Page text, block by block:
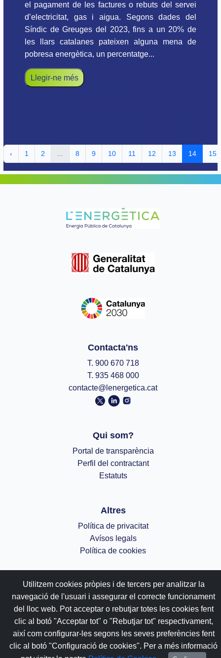
el pagament de les factures o rebuts del servei
d’electricitat, gas i aigua. Segons dades del
Síndic de Greuges del 2023, fins a un 20% de
les llars catalanes pateixen alguna mena de
pobresa energètica, un percentatge...
Llegir-ne més
‹ 1 2 8 9 10 11 12 13 14 15
Contacta'ns
T. 900 670 718
T. 935 468 000
contacte@lenergetica.cat
Qui som?
Portal de transparència
Perfil del contractant
Estatuts
Altres
Política de privacitat
Avísos legals
Política de cookies
Utilitzem cookies pròpies i de tercers per analitzar la
navegació de l'usuari i assegurar el correcte funcionament
del lloc web. Pot acceptar o rebutjar totes les cookies fent
clic al botó "Acceptar tot" o "Rebutjar tot" respectivament,
així com configurar-les segons les seves preferències fent
clic al botó "Configuració de cookies". Per a més informació
;